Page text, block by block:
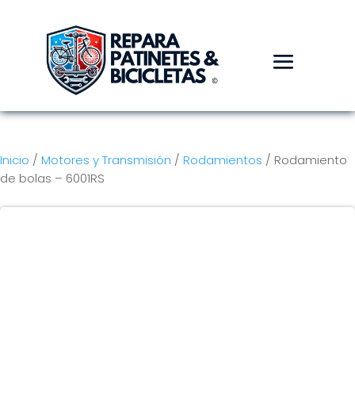
Inicio / Motores y Transmisión / Rodamientos / Rodamiento
de bolas – 6001RS